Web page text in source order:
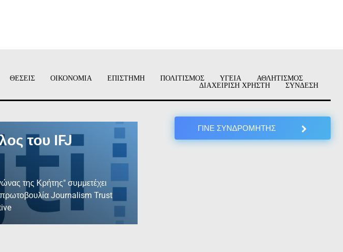
ΘΕΣΕΙΣ ΟΙΚΟΝΟΜΙΑ ΕΠΙΣΤΗΜΗ ΠΟΛΙΤΙΣΜΟΣ ΥΓΕΙΑ
ΑΘΛΗΤΙΣΜΟΣ
ΔΙΑΧΕΙΡΙΣΗ ΧΡΗΣΤΗ
ΣΥΝΔΕΣΗ
του IFJ
της Κρήτης" συμμετέχει
Journalism Trust
ΓΙΝΕ ΣΥΝΔΡΟΜΗΤΗΣ